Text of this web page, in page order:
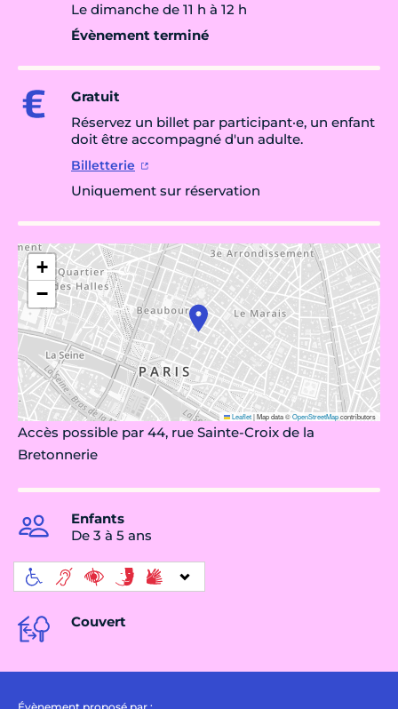
Le dimanche de 11 h à 12 h
Évènement terminé
Gratuit
Réservez un billet par participant·e, un enfant
doit être accompagné d'un adulte.
Billetterie
Uniquement sur réservation
+
−
Leaflet|Map data ©OpenStreetMapcontributors
Accès possible par 44, rue Sainte-Croix de la
Bretonnerie
Enfants
De 3 à 5 ans
Couvert